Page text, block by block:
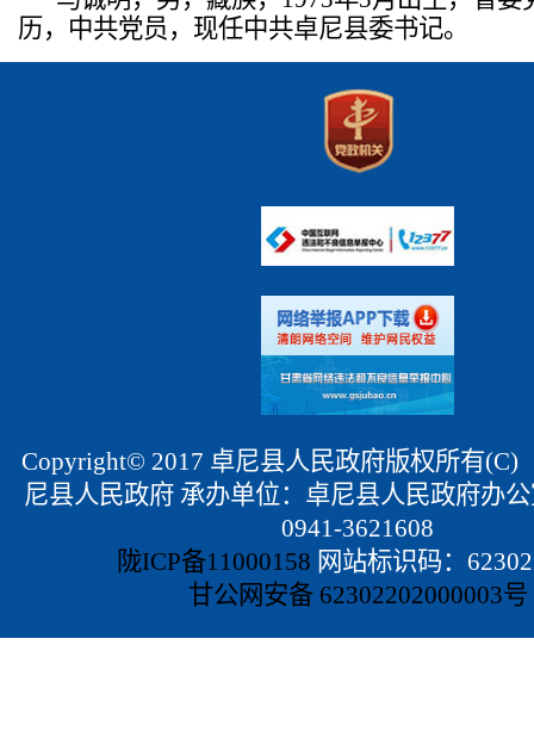
历，中共党员，现任中共卓尼县委书记。
Copyright© 2017 卓尼县人民政府版权所有
尼县人民政府 承办单位：卓尼县人民政府办
0941-3621608
陇ICP备11000158 网站标识码：
甘公网安备 62302202000003号